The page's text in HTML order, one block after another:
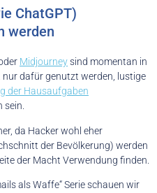
ChatGPT)
werden
Midjourneysind momentan in
nur dafür genutzt werden, lustige
der Hausaufgaben
sein.
da Hacker wohl eher
der Bevölkerung) werden
der Macht Verwendung finden.
als Waffe“ Serie schauen wir